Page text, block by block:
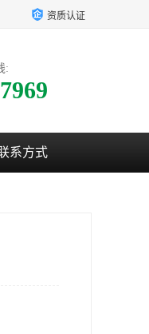
资质认证
:
系方式